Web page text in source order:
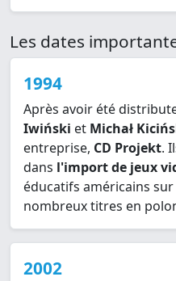
Les dates
1994
Après avoir été
Iwiński et Michał
entreprise, CD Projekt.
dans l'import de jeux
éducatifs américains
nombreux titres en
2002